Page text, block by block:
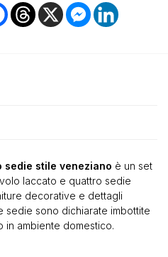
stile veneziano è un set
laccato e quattro sedie
decorative e dettagli
sedie sono dichiarate imbottite
in ambiente domestico.